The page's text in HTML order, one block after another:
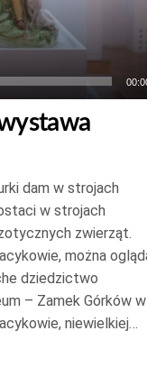
dam w strojach
w strojach
zwierząt.
można
dziedzictwo
– Zamek Górków w
niewielkiej…